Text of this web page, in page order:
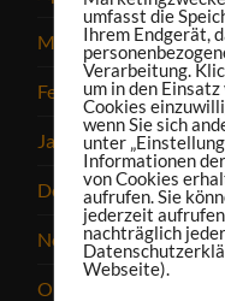
März 2023
Februar 2023
Januar 2023
Dezember 2022
November 2022
Oktober 2022
umfasst die
Ihrem Endgerät,
Verarbeitung.
um in den
Cookies
wenn Sie sich
unter
Informationen
von Cookies
aufrufen. Sie
jederzeit
nachträglich
Webseite).